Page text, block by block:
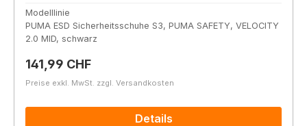
Modelllinie
PUMA ESD Sicherheitsschuhe S3, PUMA SAFETY, VELOCITY
2.0 MID, schwarz
Regulärer Preis:
141,99 CHF
Preise exkl. MwSt. zzgl. Versandkosten
Details